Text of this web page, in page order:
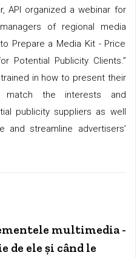
API organized a webinar for
of regional media
Prepare a Media Kit - Price
Potential Publicity Clients.”
in how to present their
match the interests and
publicity suppliers as well
streamline advertisers’
multimedia -
de ele și când le